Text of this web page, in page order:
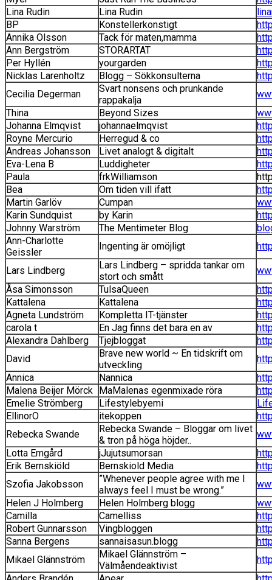
Lina Rudin
Lina Rudin
BP
Konstellerkonstigt
Annika Olsson
Tack för maten,mamma
Ann Bergström
STORARTAT
Per Hyllén
yourgarden
Nicklas Larenholtz
Blogg – Sökkonsulterna
Cecilia Degerman
Svart nonsens och prunkande
rappakalja
Thina
Beyond Sizes
Johanna Elmqvist
johannaelmqvist
Royne Mercurio
Herregud & co
Andreas Johansson
Livet analogt & digitalt
Eva-Lena B
Luddigheter
Paula
frkWilliamson
Bea
Om tiden vill ifatt
Martin Garlöv
Cumpan
Karin Sundquist
by Karin
Johnny Warström
The Mentimeter Blog
Ann-Charlotte
Geissler
Ingenting är omöjligt
Lars Lindberg
Lars Lindberg – spridda tankar om
stort och smått
Åsa Simonsson
TulsaQueen
Kattalena
Kattalena
Agneta Lundström
Kompletta IT-tjänster
carola t
En Jag finns det bara en av
Alexandra Dahlberg
Tjejbloggat
David
Brave new world ~ En tidskrift om
utveckling
Annica
Nannica
Malena Beijer Mörck
MaMalenas egenmixade röra
Emelie Strömberg
Lifestylebyemi
EllinorO
itekoppen
Rebecka Swande
Rebecka Swande – Bloggar om livet
& tron på höga höjder..
Lotta Emgård
jJujutsumorsan
Erik Bernskiöld
Bernskiold Media
Szofia Jakobsson
”Whenever people agree with me I
always feel I must be wrong.”
Helen J Holmberg
Helen Holmberg blogg
Camilla
Camelliss
Robert Gunnarsson
Vingbloggen
Sanna Bergens
sannaisasun.blogg
Mikael Glännström
Mikael Glännström –
Välmåendeaktivist